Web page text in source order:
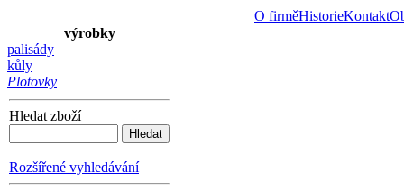
O firměHistorieKontakt
výrobky
palisády
kůly
Plotovky
Hledat zboží
Rozšířené vyhledávání